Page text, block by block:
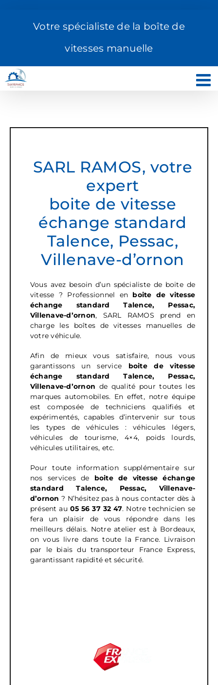
Votre spécialiste de la boîte de
vitesses manuelle
SARL RAMOS, votre
expert
boite de vitesse
échange standard
Talence, Pessac,
Villenave-d’ornon
Vous avez besoin d’un spécialiste de boite de
vitesse ? Professionnel en boite de vitesse
échange standard Talence, Pessac,
Villenave-d’ornon, SARL RAMOS prend en
charge les boîtes de vitesses manuelles de
votre véhicule.
Afin de mieux vous satisfaire, nous vous
garantissons un service boite de vitesse
échange standard Talence, Pessac,
Villenave-d’ornon de qualité pour toutes les
marques automobiles. En effet, notre équipe
est composée de techniciens qualifiés et
expérimentés, capables d’intervenir sur tous
les types de véhicules : véhicules légers,
véhicules de tourisme, 4×4, poids lourds,
véhicules utilitaires, etc.
Pour toute information supplémentaire sur
nos services de boite de vitesse échange
standard Talence, Pessac, Villenave-
d’ornon ? N’hésitez pas à nous contacter dès à
présent au 05 56 37 32 47. Notre technicien se
fera un plaisir de vous répondre dans les
meilleurs délais. Notre atelier est à Bordeaux,
on vous livre dans toute la France. Livraison
par le biais du transporteur France Express,
garantissant rapidité et sécurité.